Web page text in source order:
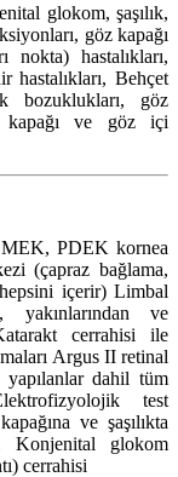
glokom, şaşılık,
göz kapağı
nokta) hastalıkları,
Behçet
bozuklukları, göz
kapağı ve göz içi
PDEK kornea
(çapraz bağlama,
içerir) Limbal
ve
cerrahisi ile
Argus II retinal
dahil tüm
test
ve şaşılıkta
Konjenital glokom
cerrahisi